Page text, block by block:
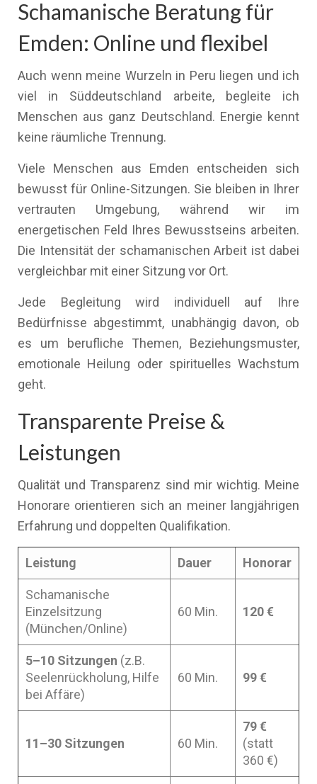
Schamanische Beratung für
Emden: Online und flexibel
Auch wenn meine Wurzeln in Peru liegen und ich
viel in Süddeutschland arbeite, begleite ich
Menschen aus ganz Deutschland. Energie kennt
keine räumliche Trennung.
Viele Menschen aus Emden entscheiden sich
bewusst für Online-Sitzungen. Sie bleiben in Ihrer
vertrauten Umgebung, während wir im
energetischen Feld Ihres Bewusstseins arbeiten.
Die Intensität der schamanischen Arbeit ist dabei
vergleichbar mit einer Sitzung vor Ort.
Jede Begleitung wird individuell auf Ihre
Bedürfnisse abgestimmt, unabhängig davon, ob
es um berufliche Themen, Beziehungsmuster,
emotionale Heilung oder spirituelles Wachstum
geht.
Transparente Preise &
Leistungen
Qualität und Transparenz sind mir wichtig. Meine
Honorare orientieren sich an meiner langjährigen
Erfahrung und doppelten Qualifikation.
Leistung Dauer Honorar
Schamanische
Einzelsitzung
(München/Online)
60 Min. 120 €
5–10 Sitzungen (z.B.
Seelenrückholung, Hilfe
bei Affäre)
60 Min. 99 €
11–30 Sitzungen 60 Min.
79 €
(statt
360 €)